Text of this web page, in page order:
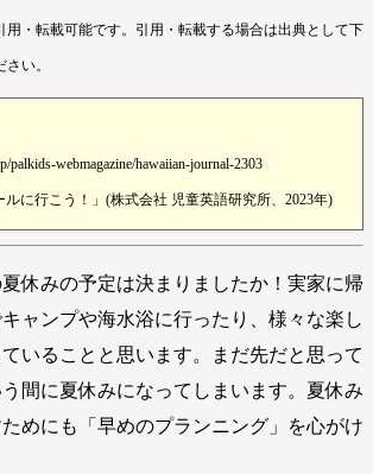
・転載可能です。引用・転載する場合は出典として下
い。
palkids-webmagazine/hawaiian-journal-2303
に行こう！」(株式会社 児童英語研究所、2023年)
休みの予定は決まりましたか！実家に帰
ャンプや海水浴に行ったり、様々な楽し
いることと思います。まだ先だと思って
間に夏休みになってしまいます。夏休み
めにも「早めのプランニング」を心がけ